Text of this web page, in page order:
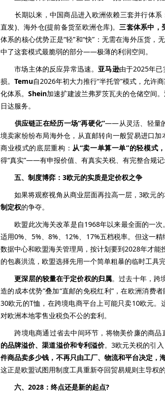
长期以来，中国商品进入欧洲依赖三套并行体系
直发)、海外仓(提前备货至欧洲仓库)。三套体系中
体系的核心优势正是“轻”和“快”：无需在海外压货
中了这套模式最脆弱的部分——极薄的利润空间。
市场主体的反应异常迅速。亚马逊由于2025年已
损。Temu自2026年初大力推行“半托管”模式，允许
化体系。 Shein加速扩建波兰弗罗茨瓦夫的仓储空间。
日达服务。
供应链正在经历一场“再硬化”——从灵活、轻量
境卖家纷纷布局海外仓，从直邮转向一般贸易进口
商业模式的底层重构：从“卖一单算一单”的轻模式
得“真实”——有申报价值、有真实关税、有完整合规记
五、制度博弈：3欧元的实质是定价权之争
如果将观察视角从商业层面再拉高一层，3欧元
制定权的争夺。
欧盟此次海关改革是自1968年以来最全面的一次
适用0%、5%、8%、12%、17%五档税率。但这一
数据中心和欧盟海关管理局，按计划要到2028年才能
的包裹洪流，欧盟选择先用一个简单粗暴的临时工具
更深层的较量在于定价权的归属。过去十年，跨
造的成本优势”叠加“直邮的免税红利”，在欧洲消费
30欧元的T恤，在跨境电商平台上可能只卖10欧元
对欧洲本地零售业税负不公的套利。
跨境电商通过省去中间环节，将物美价廉的商品
的品牌溢价、渠道溢价和专利溢价。3欧元关税的引
件商品卖多少钱，不再只由工厂、物流和平台决定
这正是欧盟试图用制度工具重新夺回贸易规则主导权的
六、2028：终点还是新的起点?